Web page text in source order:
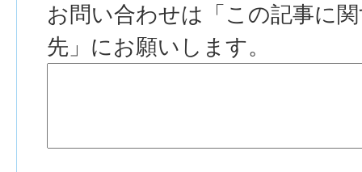
お問い合わせは「この記事に
先」にお願いします。